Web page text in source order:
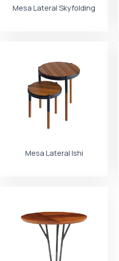
Mesa Lateral Skyfolding
Mesa Lateral Ishi